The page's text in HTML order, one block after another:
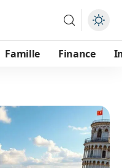
Famille Finance